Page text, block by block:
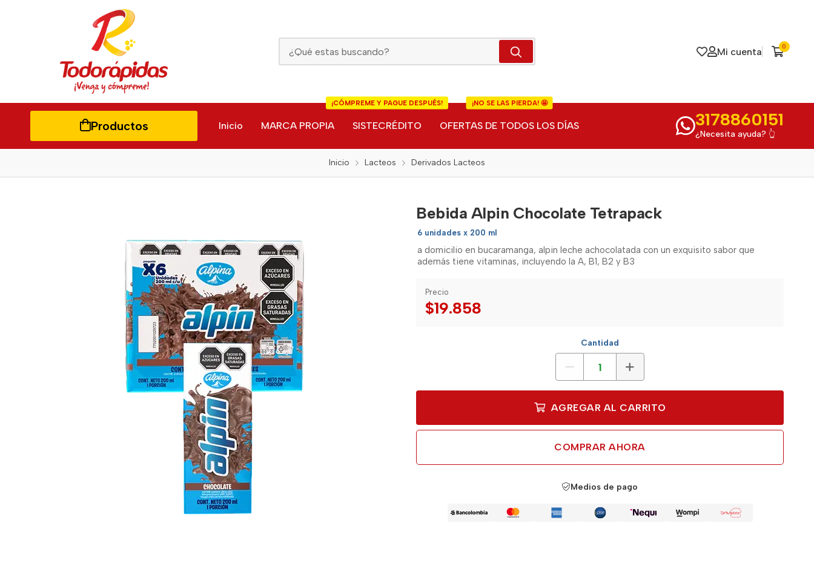
Mi cuenta 0
Productos Inicio MARCA PROPIA SISTECRÉDITO
¡CÓMPREME Y PAGUE DESPUÉS!
OFERTAS DE TODOS LOS DÍAS
¡NO SE LAS PIERDA! 🤩
3178860151
¿Necesita ayuda? 👆
Inicio Lacteos Derivados Lacteos
Bebida Alpin Chocolate Tetrapack
6 unidades x 200 ml
a domicilio en bucaramanga, alpin leche achocolatada con un exquisito sabor que
además tiene vitaminas, incluyendo la A, B1, B2 y B3
Precio
$19.858
Cantidad
AGREGAR AL CARRITO
COMPRAR AHORA
Medios de pago